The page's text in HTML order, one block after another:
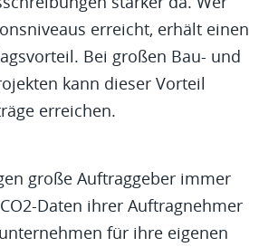
erreicht, erhält einen
Bei großen Bau- und
kann dieser Vorteil
erreichen.
große Auftraggeber immer
Daten ihrer Auftragnehmer
für ihre eigenen